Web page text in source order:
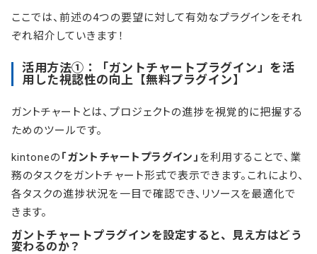
ここでは、前述の4つの要望に対して有効なプラグインをそれ
ぞれ紹介していきます！
活用方法①：「ガントチャートプラグイン」を活
用した視認性の向上【無料プラグイン】
ガントチャートとは、プロジェクトの進捗を視覚的に把握する
ためのツールです。
kintoneの「ガントチャートプラグイン」 を利用することで、業
務のタスクをガントチャート形式で表示できます。これにより、
各タスクの進捗状況を一目で確認でき、リソースを最適化で
きます。
ガントチャートプラグインを設定すると、見え方はどう
変わるのか？